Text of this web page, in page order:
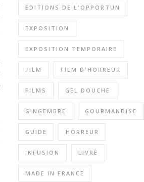
EDITIONS DE L'OPPORTUN
EXPOSITION
EXPOSITION TEMPORAIRE
FILM FILM D'HORREUR
FILMS GEL DOUCHE
GINGEMBRE GOURMANDISE
GUIDE HORREUR
INFUSION LIVRE
MADE IN FRANCE